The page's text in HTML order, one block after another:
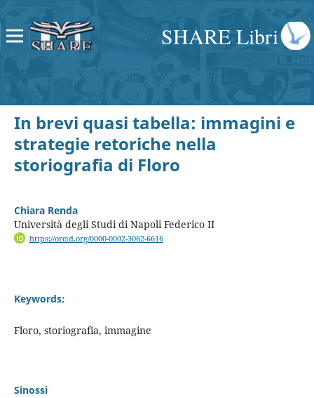
SHARE Libri
In brevi quasi tabella: immagini e
strategie retoriche nella
storiografia di Floro
Chiara Renda
Università degli Studi di Napoli Federico II
https://orcid.org/0000-0002-3062-6616
Keywords:
Floro, storiografia, immagine
Sinossi